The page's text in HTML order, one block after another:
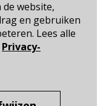
website,
en gebruiken
Lees alle
Privacy-